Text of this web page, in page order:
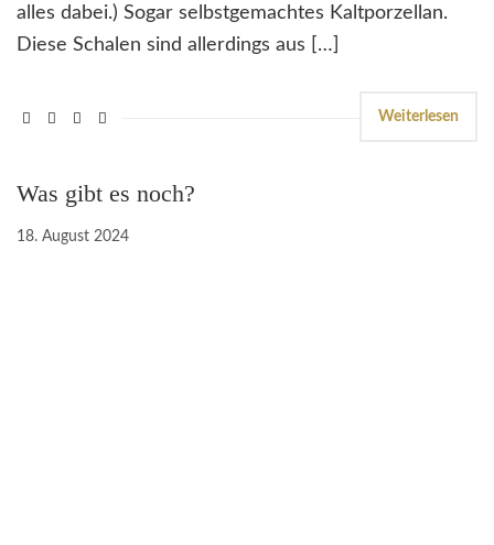
alles dabei.) Sogar selbstgemachtes Kaltporzellan.
Diese Schalen sind allerdings aus […]
Weiterlesen
Was gibt es noch?
18. August 2024